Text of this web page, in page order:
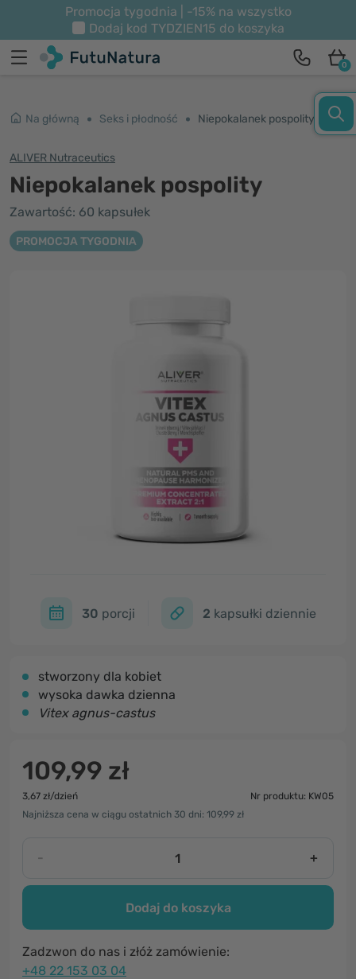
Promocja tygodnia | -15% na wszystko
Dodaj kod TYDZIEN15 do koszyka
0
Na główną Seks i płodność Niepokalanek pospolity
ALIVER Nutraceutics
Niepokalanek pospolity
Zawartość: 60 kapsułek
PROMOCJA TYGODNIA
30 porcji 2 kapsułki dziennie
stworzony dla kobiet
wysoka dawka dzienna
Vitex agnus-castus
109,99 zł
3,67 zł/dzień
Nr produktu: KW05
Najniższa cena w ciągu ostatnich 30 dni: 109,99 zł
- +
Dodaj do koszyka
Zadzwon do nas i złóż zamówienie:
+48 22 153 03 04